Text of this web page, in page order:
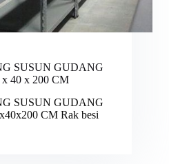
SUSUN GUDANG
40 x 200 CM
SUSUN GUDANG
CM Rak besi